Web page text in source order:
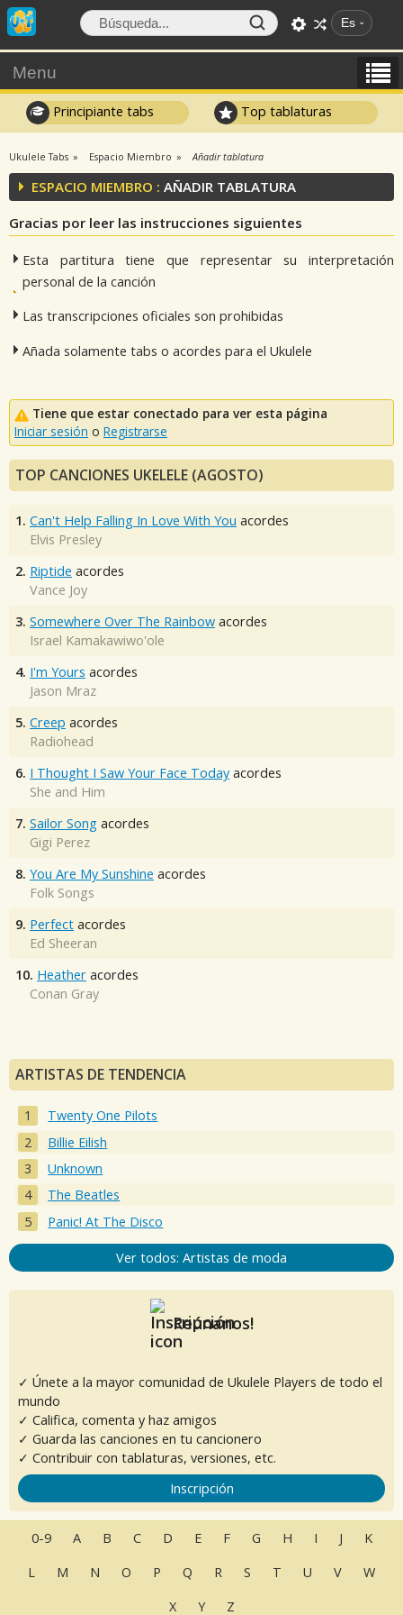
Es
Menu
Principiante tabs Top tablaturas
Ukulele Tabs Espacio Miembro Añadir tablatura
ESPACIO MIEMBRO : AÑADIR TABLATURA
Gracias por leer las instrucciones siguientes
Esta partitura tiene que representar su interpretación
personal de la canción
Las transcripciones oficiales son prohibidas
Añada solamente tabs o acordes para el Ukulele
Tiene que estar conectado para ver esta página
Iniciar sesión o Registrarse
TOP CANCIONES UKELELE (AGOSTO)
1. Can't Help Falling In Love With You acordes
Elvis Presley
2. Riptide acordes
Vance Joy
3. Somewhere Over The Rainbow acordes
Israel Kamakawiwo'ole
4. I'm Yours acordes
Jason Mraz
5. Creep acordes
Radiohead
6. I Thought I Saw Your Face Today acordes
She and Him
7. Sailor Song acordes
Gigi Perez
8. You Are My Sunshine acordes
Folk Songs
9. Perfect acordes
Ed Sheeran
10. Heather acordes
Conan Gray
ARTISTAS DE TENDENCIA
Twenty One Pilots
Billie Eilish
Unknown
The Beatles
Panic! At The Disco
Ver todos: Artistas de moda
Reúnanos!
✓ Únete a la mayor comunidad de Ukulele Players de todo el
mundo
✓ Califica, comenta y haz amigos
✓ Guarda las canciones en tu cancionero
✓ Contribuir con tablaturas, versiones, etc.
Inscripción
0-9 A B C D E F G H I J
K
L
M N O P Q R S T U V
W
X
Y Z